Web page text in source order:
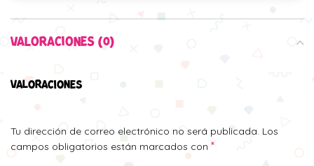
VALORACIONES (0)
VALORACIONES
Tu dirección de correo electrónico no será publicada. Los
campos obligatorios están marcados con *